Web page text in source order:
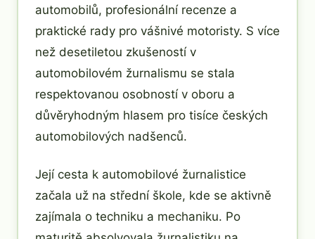
automobilů, profesionální recenze a
praktické rady pro vášnivé motoristy. S více
než desetiletou zkušeností v
automobilovém žurnalismu se stala
respektovanou osobností v oboru a
důvěryhodným hlasem pro tisíce českých
automobilových nadšenců.
Její cesta k automobilové žurnalistice
začala už na střední škole, kde se aktivně
zajímala o techniku a mechaniku. Po